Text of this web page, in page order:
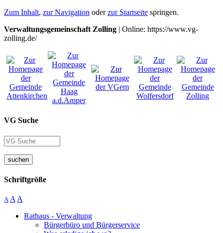
Zum Inhalt, zur Navigation oderzur Startseite springen.
Verwaltungsgemeinschaft Zolling | Online: https://www.vg-
zolling.de/
VG Suche
suchen
Schriftgröße
A A A
Rathaus - Verwaltung
Bürgerbüro und Bürgerservice